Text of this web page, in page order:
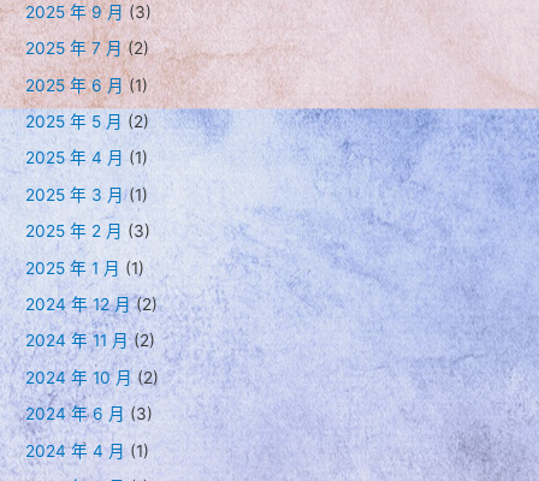
2025 年 9 月(3)
2025 年 7 月(2)
2025 年 6 月 (1)
2025 年 5 月 (2)
2025 年 4 月 (1)
2025 年 3 月(1)
2025 年 2 月 (3)
2025 年 1 月 (1)
2024 年 12 月(2)
2024 年 11 月(2)
2024 年 10 月 (2)
2024 年 6 月(3)
2024 年 4 月 (1)